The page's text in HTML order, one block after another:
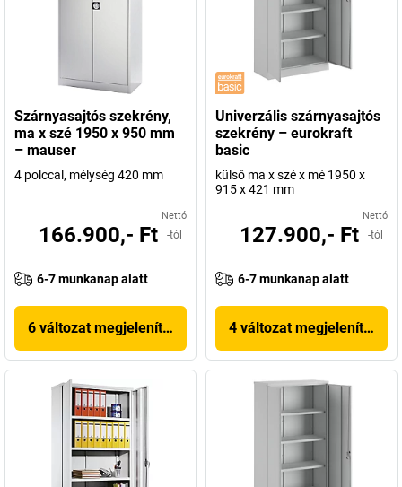
Szárnyasajtós szekrény,
ma x szé 1950 x 950 mm
– mauser
4 polccal, mélység 420 mm
Nettó
166.900,- Ft -tól
6-7 munkanap alatt
6 változat megjelenítése
Univerzális szárnyasajtós
szekrény – eurokraft
basic
külső ma x szé x mé 1950 x
915 x 421 mm
Nettó
127.900,- Ft -tól
6-7 munkanap alatt
4 változat megjelenítése